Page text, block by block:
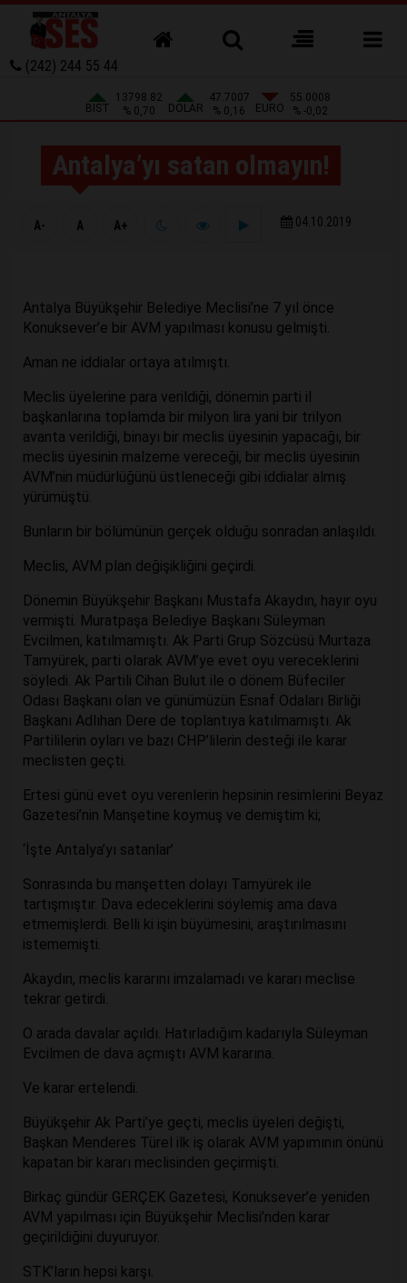
(242) 244 55 44
BIST
13798.82
% 0,70
DOLAR
47.7007
% 0,16
EURO
55.0008
% -0,02
Antalya’yı satan olmayın!
A- A A+ 04.10.2019
Antalya Büyükşehir Belediye Meclisi’ne 7 yıl önce
Konuksever’e bir AVM yapılması konusu gelmişti.
Aman ne iddialar ortaya atılmıştı.
Meclis üyelerine para verildiği, dönemin parti il
başkanlarına toplamda bir milyon lira yani bir trilyon
avanta verildiği, binayı bir meclis üyesinin yapacağı, bir
meclis üyesinin malzeme vereceği, bir meclis üyesinin
AVM’nin müdürlüğünü üstleneceği gibi iddialar almış
yürümüştü.
Bunların bir bölümünün gerçek olduğu sonradan anlaşıldı.
Meclis, AVM plan değişikliğini geçirdi.
Dönemin Büyükşehir Başkanı Mustafa Akaydın, hayır oyu
vermişti. Muratpaşa Belediye Başkanı Süleyman
Evcilmen, katılmamıştı. Ak Parti Grup Sözcüsü Murtaza
Tamyürek, parti olarak AVM’ye evet oyu vereceklerini
söyledi. Ak Partili Cihan Bulut ile o dönem Büfeciler
Odası Başkanı olan ve günümüzün Esnaf Odaları Birliği
Başkanı Adlıhan Dere de toplantıya katılmamıştı. Ak
Partililerin oyları ve bazı CHP’lilerin desteği ile karar
meclisten geçti.
Ertesi günü evet oyu verenlerin hepsinin resimlerini Beyaz
Gazetesi’nin Manşetine koymuş ve demiştim ki;
‘İşte Antalya’yı satanlar’
Sonrasında bu manşetten dolayı Tamyürek ile
tartışmıştır. Dava edeceklerini söylemiş ama dava
etmemişlerdi. Belli ki işin büyümesini, araştırılmasını
istememişti.
Akaydın, meclis kararını imzalamadı ve kararı meclise
tekrar getirdi.
O arada davalar açıldı. Hatırladığım kadarıyla Süleyman
Evcilmen de dava açmıştı AVM kararına.
Ve karar ertelendi.
Büyükşehir Ak Parti’ye geçti, meclis üyeleri değişti,
Başkan Menderes Türel ilk iş olarak AVM yapımının önünü
kapatan bir kararı meclisinden geçirmişti.
Birkaç gündür GERÇEK Gazetesi, Konuksever’e yeniden
AVM yapılması için Büyükşehir Meclisi’nden karar
geçirildiğini duyuruyor.
STK’ların hepsi karşı.